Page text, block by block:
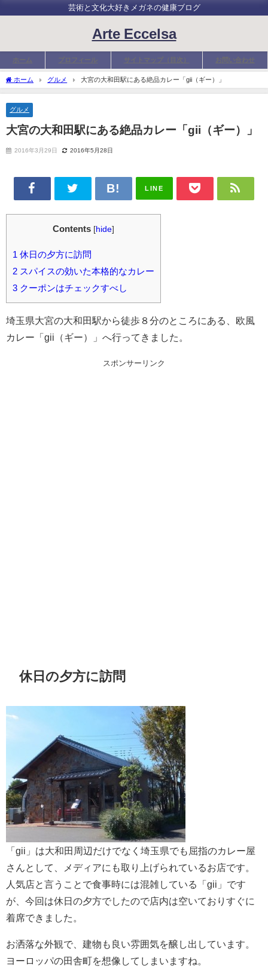
芸術と文化大好きメガネの健康ブログ
Arte Eccelsa
ホーム プロフィール サイトマップ（目次） お問い合わせ
ホーム グルメ 大宮の大和田駅にある絶品カレー「gii（ギー）」
グルメ
大宮の大和田駅にある絶品カレー「gii（ギー）」
2016年3月29日 2016年5月28日
LINE
Contents [hide]
1 休日の夕方に訪問
2 スパイスの効いた本格的なカレー
3 クーポンはチェックすべし
埼玉県大宮の大和田駅から徒歩８分のところにある、欧風
カレー「gii（ギー）」へ行ってきました。
スポンサーリンク
休日の夕方に訪問
「gii」は大和田周辺だけでなく埼玉県でも屈指のカレー屋
さんとして、メディアにも取り上げられているお店です。
人気店と言うことで食事時には混雑している「gii」です
が、今回は休日の夕方でしたので店内は空いておりすぐに
着席できました。
お洒落な外観で、建物も良い雰囲気を醸し出しています。
ヨーロッパの田舎町を想像してしまいますね。